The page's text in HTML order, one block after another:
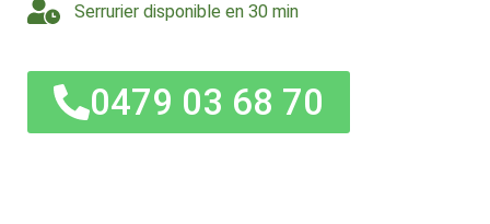
Serrurier disponible en 30 min
0479 03 68 70